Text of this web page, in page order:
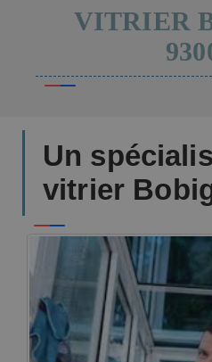
VITRIER
Un
vitrier